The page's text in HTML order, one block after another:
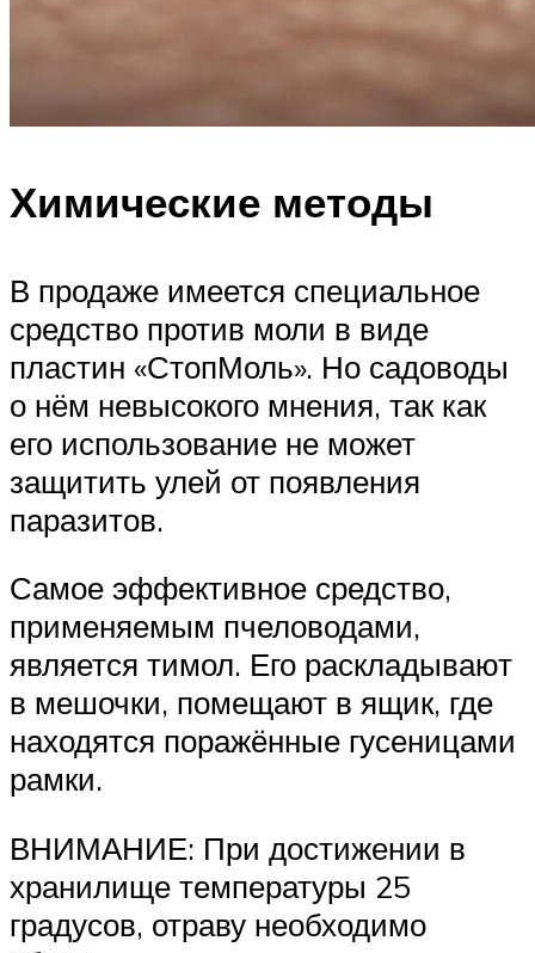
Химические методы
В продаже имеется специальное
средство против моли в виде
пластин «СтопМоль». Но садоводы
о нём невысокого мнения, так как
его использование не может
защитить улей от появления
паразитов.
Самое эффективное средство,
применяемым пчеловодами,
является тимол. Его раскладывают
в мешочки, помещают в ящик, где
находятся поражённые гусеницами
рамки.
ВНИМАНИЕ: При достижении в
хранилище температуры 25
градусов, отраву необходимо